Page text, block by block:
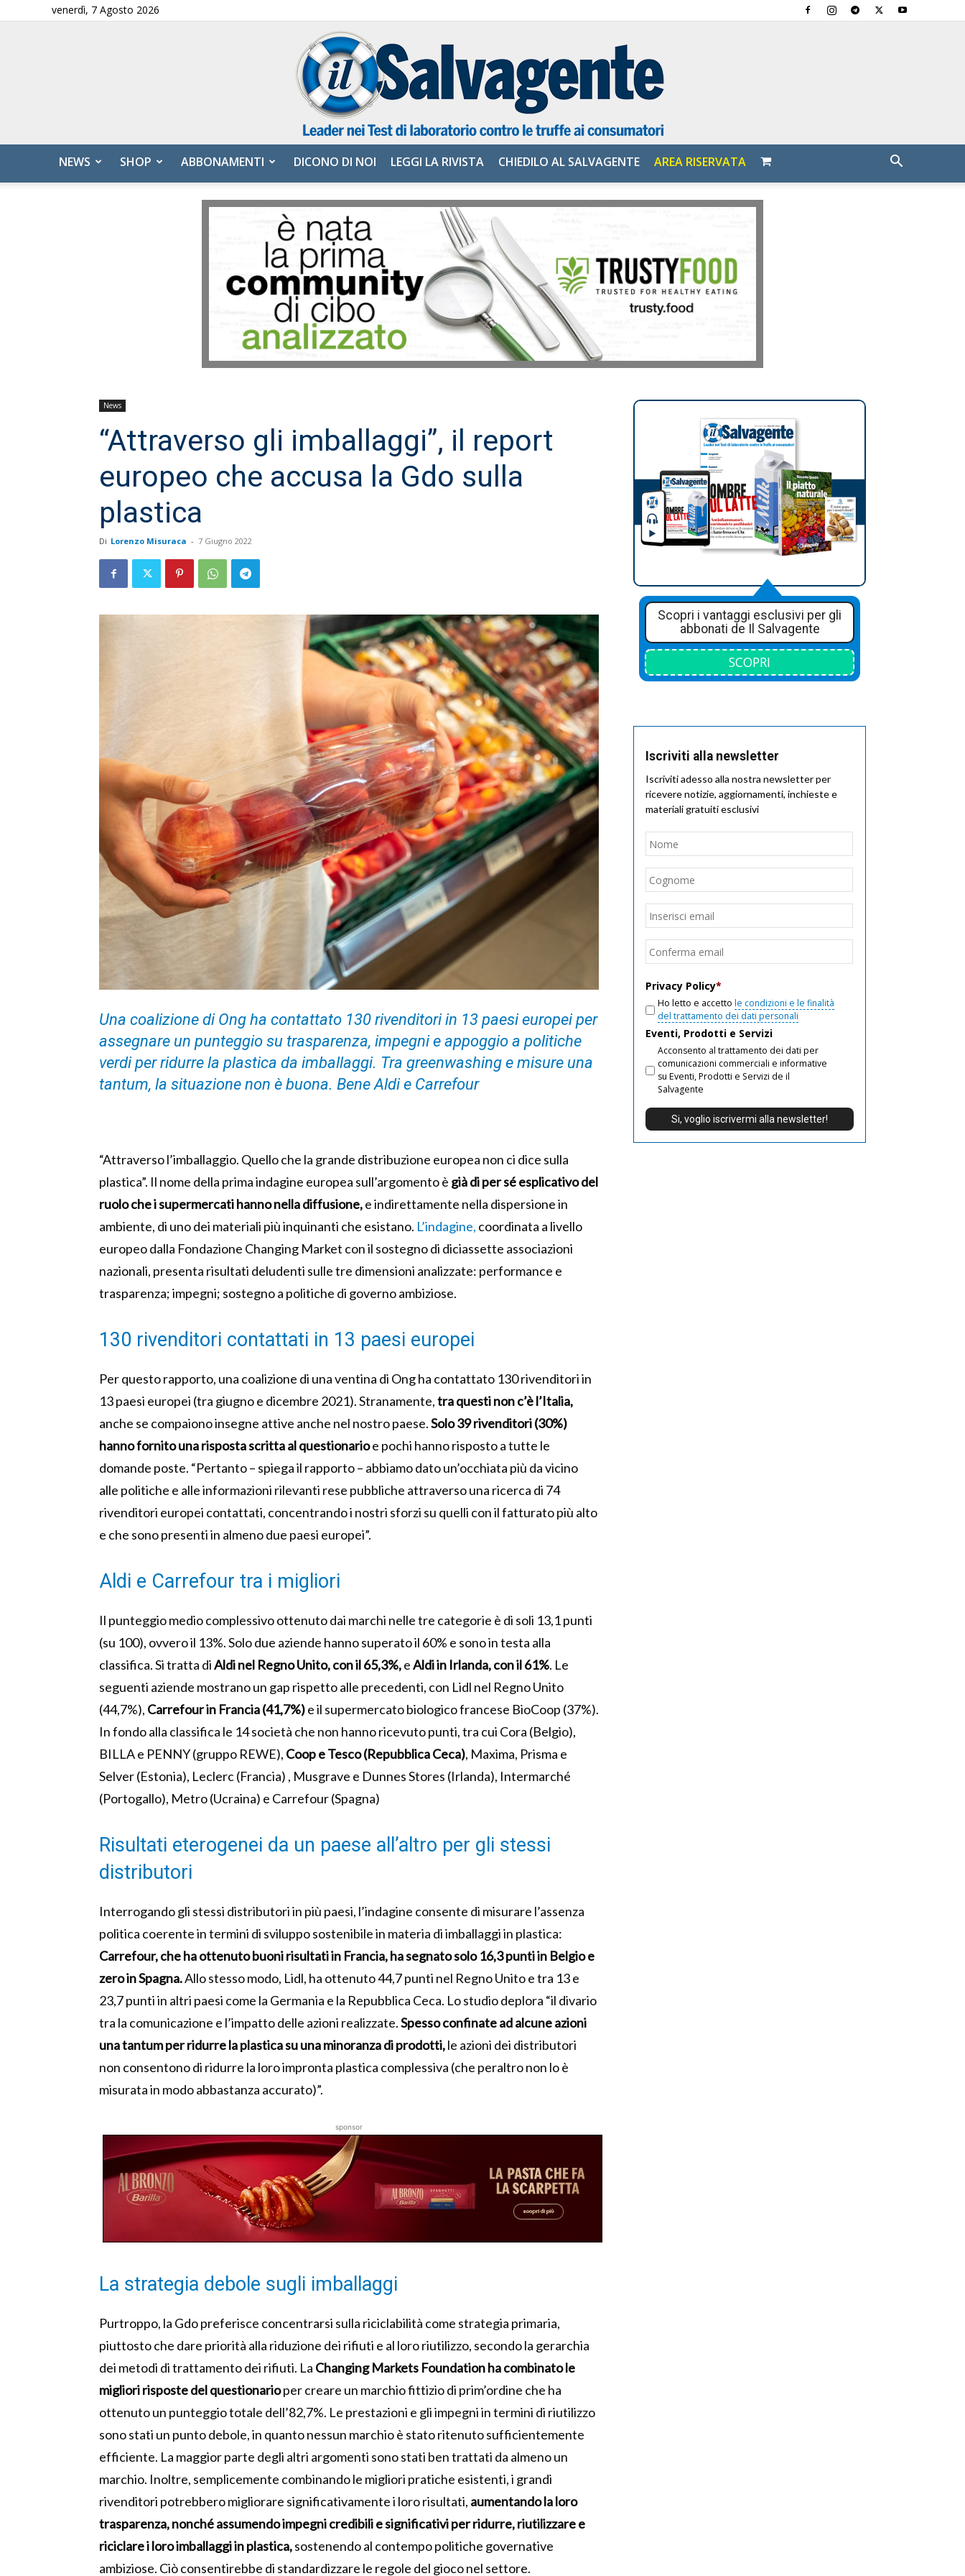
venerdì, 7 Agosto 2026
Salvagente
NEWS SHOP ABBONAMENTI DICONO DI NOI LEGGI LA RIVISTA CHIEDILO AL SALVAGENTE AREA RISERVATA
News
“Attraverso gli imballaggi”, il report
europeo che accusa la Gdo sulla
plastica
Di Lorenzo Misuraca - 7 Giugno 2022
Una coalizione di Ong ha contattato 130 rivenditori in 13 paesi europei per
assegnare un punteggio su trasparenza, impegni e appoggio a politiche
verdi per ridurre la plastica da imballaggi. Tra greenwashing e misure una
tantum, la situazione non è buona. Bene Aldi e Carrefour
“Attraverso l’imballaggio. Quello che la grande distribuzione europea non ci dice sulla
plastica”. Il nome della prima indagine europea sull’argomento è già di per sé esplicativo del
ruolo che i supermercati hanno nella diffusione,e indirettamente nella dispersione in
ambiente, di uno dei materiali più inquinanti che esistano. L’indagine, coordinata a livello
europeo dalla Fondazione Changing Market con il sostegno di diciassette associazioni
nazionali, presenta risultati deludenti sulle tre dimensioni analizzate: performance e
trasparenza; impegni; sostegno a politiche di governo ambiziose.
130 rivenditori contattati in 13 paesi europei
Per questo rapporto, una coalizione di una ventina di Ong ha contattato 130 rivenditori in
13 paesi europei (tra giugno e dicembre 2021). Stranamente,tra questi non c’è l’Italia,
anche se compaiono insegne attive anche nel nostro paese.Solo 39 rivenditori (30%)
hanno fornito una risposta scritta al questionarioe pochi hanno risposto a tutte le
domande poste. “Pertanto – spiega il rapporto – abbiamo dato un’occhiata più da vicino
alle politiche e alle informazioni rilevanti rese pubbliche attraverso una ricerca di 74
rivenditori europei contattati, concentrando i nostri sforzi su quelli con il fatturato più alto
e che sono presenti in almeno due paesi europei”.
Aldi e Carrefour tra i migliori
Il punteggio medio complessivo ottenuto dai marchi nelle tre categorie è di soli 13,1 punti
(su 100), ovvero il 13%. Solo due aziende hanno superato il 60% e sono in testa alla
classifica. Si tratta diAldi nel Regno Unito, con il 65,3%,eAldi in Irlanda, con il 61%. Le
seguenti aziende mostrano un gap rispetto alle precedenti, con Lidl nel Regno Unito
(44,7%), Carrefour in Francia (41,7%)e il supermercato biologico francese BioCoop (37%).
In fondo alla classifica le 14 società che non hanno ricevuto punti, tra cui Cora (Belgio),
BILLA e PENNY (gruppo REWE), Coop e Tesco (Repubblica Ceca), Maxima, Prisma e
Selver (Estonia), Leclerc (Francia) , Musgrave e Dunnes Stores (Irlanda), Intermarché
(Portogallo), Metro (Ucraina) e Carrefour (Spagna)
Risultati eterogenei da un paese all’altro per gli stessi
distributori
Interrogando gli stessi distributori in più paesi, l’indagine consente di misurare l’assenza
politica coerente in termini di sviluppo sostenibile in materia di imballaggi in plastica:
Carrefour, che ha ottenuto buoni risultati in Francia, ha segnato solo 16,3 punti in Belgio e
zero in Spagna.Allo stesso modo, Lidl, ha ottenuto 44,7 punti nel Regno Unito e tra 13 e
23,7 punti in altri paesi come la Germania e la Repubblica Ceca. Lo studio deplora “il divario
tra la comunicazione e l’impatto delle azioni realizzate.Spesso confinate ad alcune azioni
una tantum per ridurre la plastica su una minoranza di prodotti,le azioni dei distributori
non consentono di ridurre la loro impronta plastica complessiva (che peraltro non lo è
misurata in modo abbastanza accurato)”.
sponsor
La strategia debole sugli imballaggi
Purtroppo, la Gdo preferisce concentrarsi sulla riciclabilità come strategia primaria,
piuttosto che dare priorità alla riduzione dei rifiuti e al loro riutilizzo, secondo la gerarchia
dei metodi di trattamento dei rifiuti. La Changing Markets Foundation ha combinato le
migliori risposte del questionarioper creare un marchio fittizio di prim’ordine che ha
ottenuto un punteggio totale dell’82,7%. Le prestazioni e gli impegni in termini di riutilizzo
sono stati un punto debole, in quanto nessun marchio è stato ritenuto sufficientemente
efficiente. La maggior parte degli altri argomenti sono stati ben trattati da almeno un
marchio. Inoltre, semplicemente combinando le migliori pratiche esistenti, i grandi
rivenditori potrebbero migliorare significativamente i loro risultati, aumentando la loro
trasparenza, nonché assumendo impegni credibili e significativi per ridurre, riutilizzare e
riciclare i loro imballaggi in plastica,sostenendo al contempo politiche governative
ambiziose. Ciò consentirebbe di standardizzare le regole del gioco nel settore.
Scopri i vantaggi esclusivi per gli
abbonati de Il Salvagente
SCOPRI
Iscriviti alla newsletter
Iscriviti adesso alla nostra newsletter per
ricevere notizie, aggiornamenti, inchieste e
materiali gratuiti esclusivi
Nome
Email
Privacy Policy*
Ho letto e accetto le condizioni e le finalità
del trattamento dei dati personali
Eventi, Prodotti e Servizi
Acconsento al trattamento dei dati per
comunicazioni commerciali e informative
su Eventi, Prodotti e Servizi de il
Salvagente